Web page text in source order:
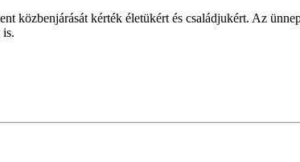
közbenjárását kérték életükért és családjukért. Az
is.